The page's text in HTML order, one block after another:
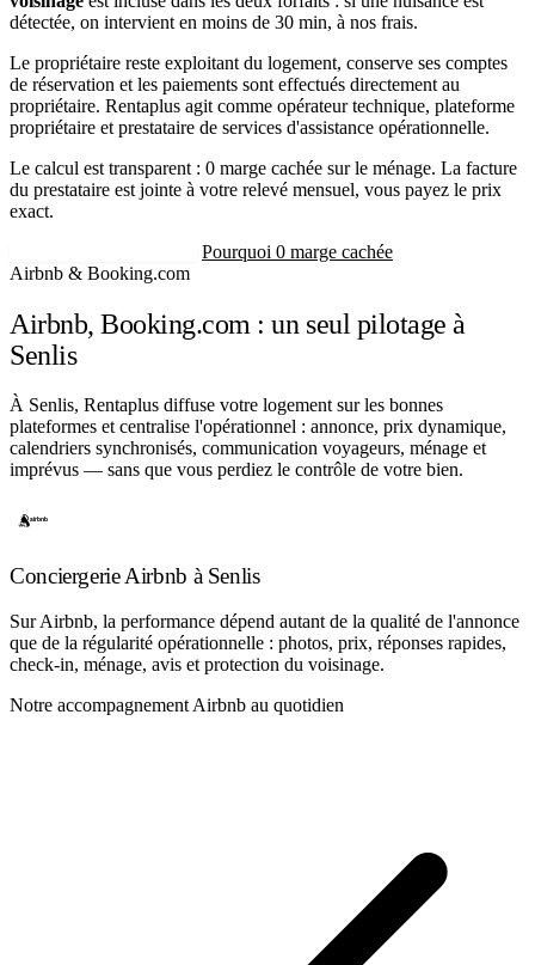
détectée, on intervient en moins de 30 min, à nos frais.
Le propriétaire reste exploitant du logement, conserve ses comptes
de réservation et les paiements sont effectués directement au
propriétaire. Rentaplus agit comme opérateur technique, plateforme
propriétaire et prestataire de services d'assistance opérationnelle.
Le calcul est transparent : 0 marge cachée sur le ménage. La facture
du prestataire est jointe à votre relevé mensuel, vous payez le prix
exact.
Pourquoi 0 marge cachée
Airbnb & Booking.com
Airbnb, Booking.com : un seul pilotage à
Senlis
À Senlis, Rentaplus diffuse votre logement sur les bonnes
plateformes et centralise l'opérationnel : annonce, prix dynamique,
calendriers synchronisés, communication voyageurs, ménage et
imprévus — sans que vous perdiez le contrôle de votre bien.
Conciergerie Airbnb à Senlis
Sur Airbnb, la performance dépend autant de la qualité de l'annonce
que de la régularité opérationnelle : photos, prix, réponses rapides,
check-in, ménage, avis et protection du voisinage.
Notre accompagnement Airbnb au quotidien